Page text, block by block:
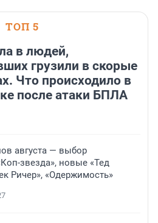
ТОП 5
в людей,
грузили в скорые
Что происходило в
после атаки БПЛА
августа — выбор
звезда», новые «Тед
Ричер», «Одержимость»